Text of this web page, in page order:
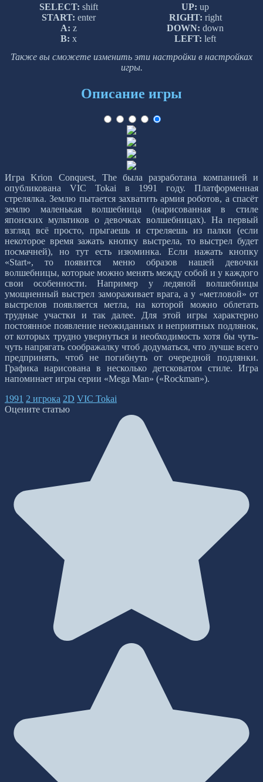
SELECT: shift
START: enter
A: z
B: x
UP: up
RIGHT: right
DOWN: down
LEFT: left
Также вы сможете изменить эти настройки в настройках
игры.
Описание игры
Игра Krion Conquest, The была разработана компанией и
опубликована VIC Tokai в 1991 году. Платформенная
стрелялка. Землю пытается захватить армия роботов, а спасёт
землю маленькая волшебница (нарисованная в стиле
японских мультиков о девочках волшебницах). На первый
взгляд всё просто, прыгаешь и стреляешь из палки (если
некоторое время зажать кнопку выстрела, то выстрел будет
посмачней), но тут есть изюминка. Если нажать кнопку
«Start», то появится меню образов нашей девочки
волшебницы, которые можно менять между собой и у каждого
свои особенности. Например у ледяной волшебницы
умощненный выстрел замораживает врага, а у «метловой» от
выстрелов появляется метла, на которой можно облетать
трудные участки и так далее. Для этой игры характерно
постоянное появление неожиданных и неприятных подлянок,
от которых трудно увернуться и необходимость хотя бы чуть-
чуть напрягать соображалку чтоб додуматься, что лучше всего
предпринять, чтоб не погибнуть от очередной подлянки.
Графика нарисована в несколько детсковатом стиле. Игра
напоминает игры серии «Mega Man» («Rockman»).
1991 2 игрока 2D VIC Tokai
Оцените статью